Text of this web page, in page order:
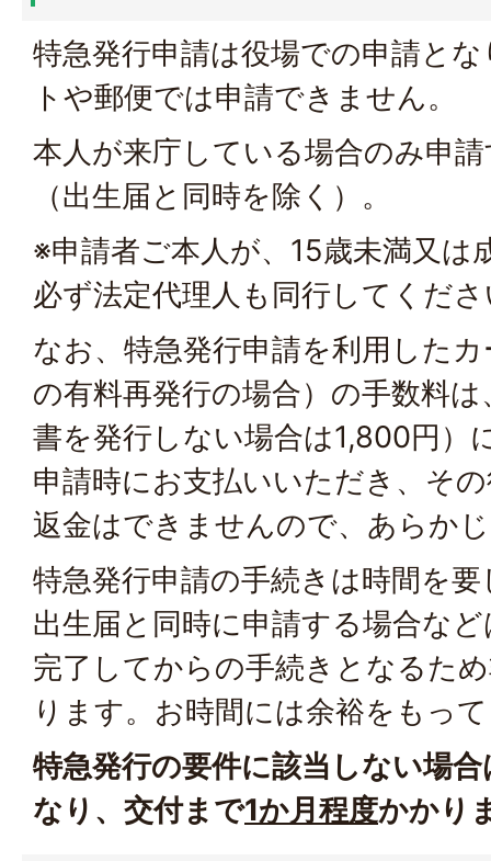
特急発行申請は役場での申請と
トや郵便では申請できません。
本人が来庁している場合のみ申
（出生届と同時を除く）。
※申請者ご本人が、15歳未満又は
必ず法定代理人も同行してくだ
なお、特急発行申請を利用した
の有料再発行の場合）の手数料は
書を発行しない場合は1,800円）
申請時にお支払いいただき、そ
返金はできませんので、あらか
特急発行申請の手続きは時間を
出生届と同時に申請する場合な
完了してからの手続きとなるた
ります。お時間には余裕をもっ
特急発行の要件に該当しない場
なり、交付まで1か月程度かかり